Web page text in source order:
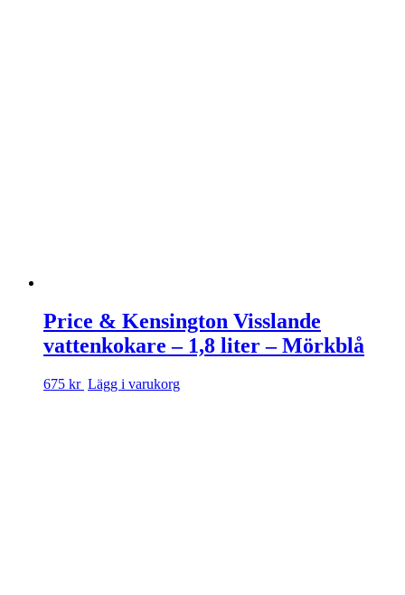
Price & Kensington Visslande
vattenkokare – 1,8 liter – Mörkblå
675 kr Lägg i varukorg